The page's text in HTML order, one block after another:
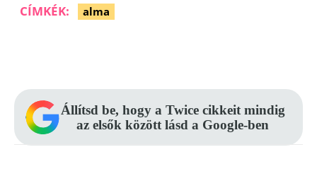
CÍMKÉK: alma
Állítsd be, hogy a Twice cikkeit mindig
az elsők között lásd a Google-ben